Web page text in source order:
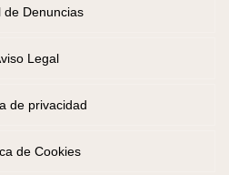
de Denuncias
Legal
de privacidad
de Cookies